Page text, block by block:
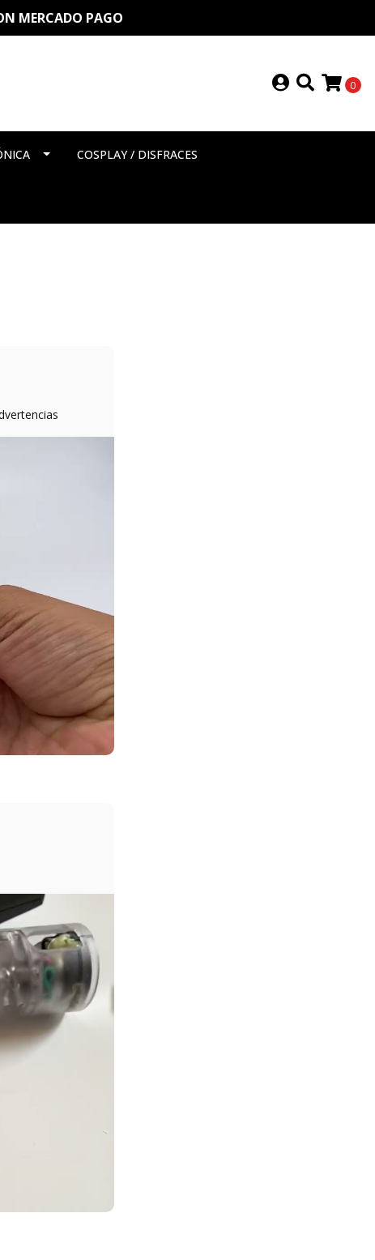
MERCADO PAGO
0
COSPLAY / DISFRACES